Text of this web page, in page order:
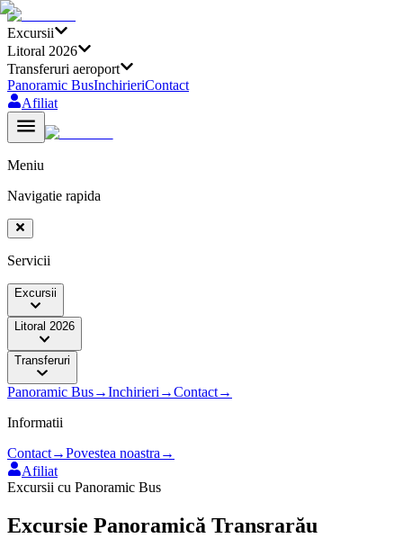
Excursii
Litoral 2026
Transferuri aeroport
Panoramic BusInchirieriContact
Afiliat
Meniu
Navigatie rapida
Servicii
Excursii
Litoral 2026
Transferuri
Panoramic Bus→Inchirieri →Contact→
Informatii
Contact→Povestea noastra →
Afiliat
Excursii cu Panoramic Bus
Excursie Panoramică Transrarău